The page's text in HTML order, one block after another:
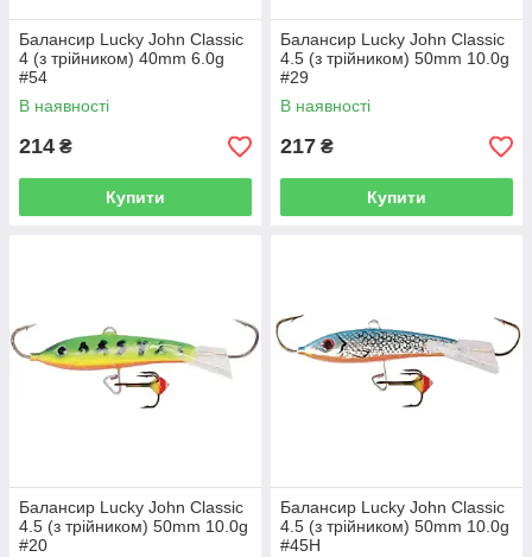
Балансир Lucky John Classic
4 (з трійником) 40mm 6.0g
#54
В наявності
214 ₴
Купити
Балансир Lucky John Classic
4.5 (з трійником) 50mm 10.0g
#29
В наявності
217 ₴
Купити
Балансир Lucky John Classic
4.5 (з трійником) 50mm 10.0g
#20
Балансир Lucky John Classic
4.5 (з трійником) 50mm 10.0g
#45H